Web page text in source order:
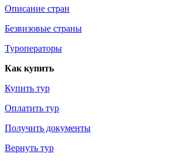
Описание стран
Безвизовые страны
Туроператоры
Как купить
Купить тур
Оплатить тур
Получить документы
Вернуть тур